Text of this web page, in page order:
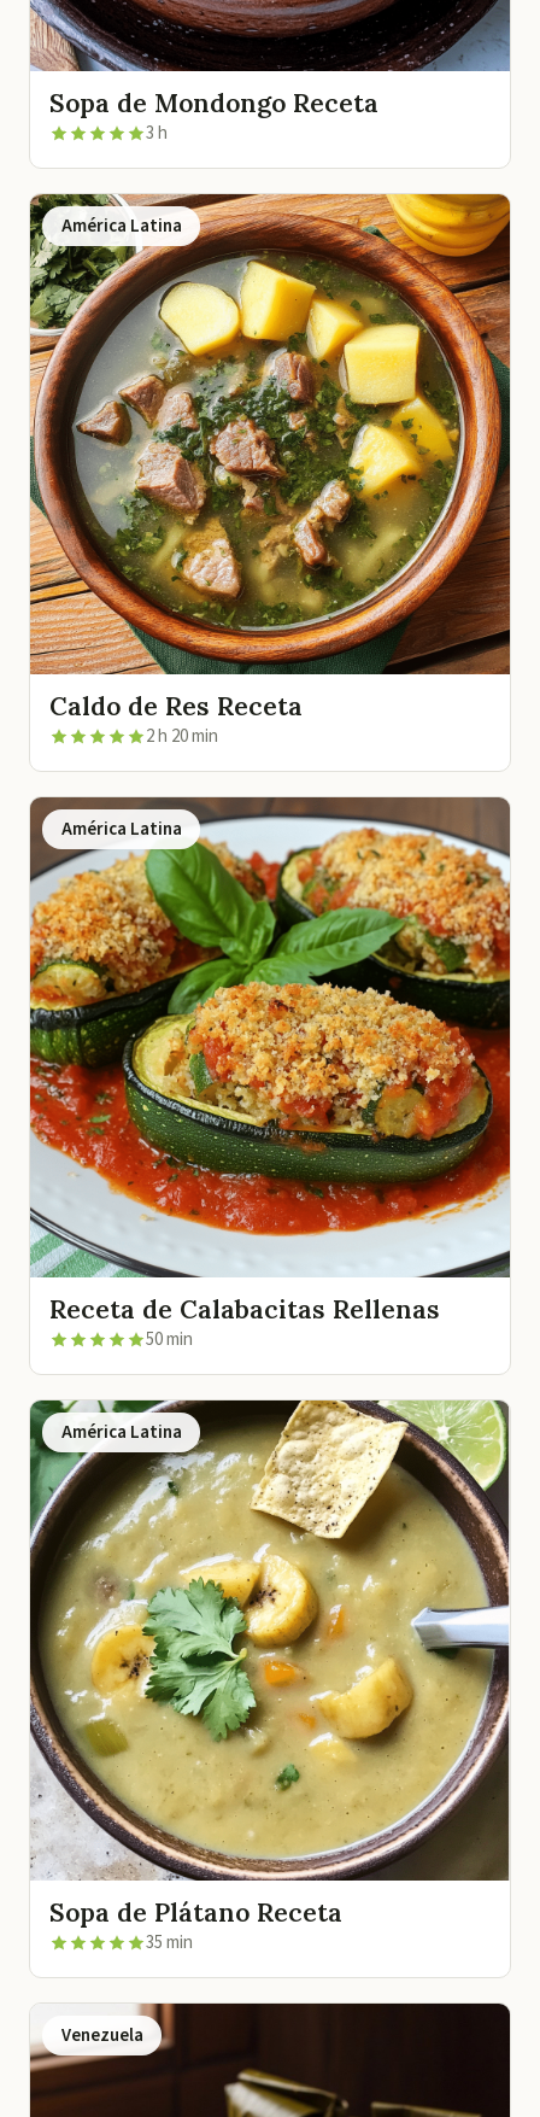
Sopa de Mondongo Receta
3 h
América Latina
Caldo de Res Receta
2 h 20 min
América Latina
Receta de Calabacitas Rellenas
50 min
América Latina
Sopa de Plátano Receta
35 min
Venezuela